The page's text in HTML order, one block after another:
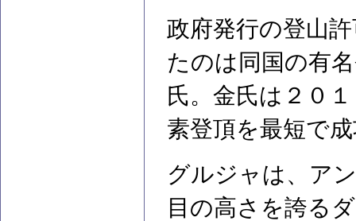
政府発行の登山
たのは同国の有
氏。金氏は２０
素登頂を最短で
グルジャは、ア
目の高さを誇る